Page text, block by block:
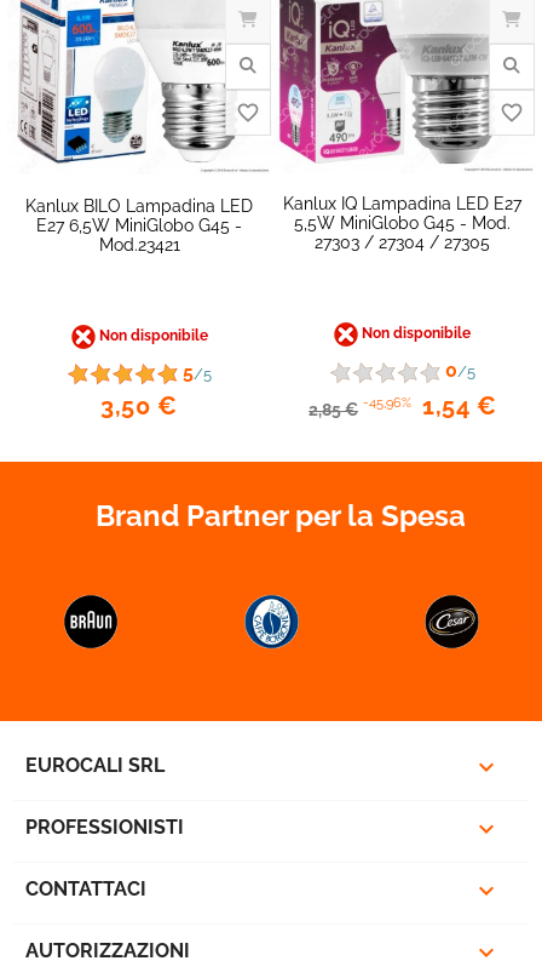
Kanlux BILO Lampadina LED
E27 6,5W MiniGlobo G45 -
Mod.23421
Non disponibile
5/5
3,50 €
favorite_border
Kanlux IQ Lampadina LED E27
5,5W MiniGlobo G45 - Mod.
27303 / 27304 / 27305
Non disponibile
0/5
2,85 € -45,96% 1,54 €
Brand Partner per la Spesa
EUROCALI SRL 
PROFESSIONISTI 
CONTATTACI 
AUTORIZZAZIONI 